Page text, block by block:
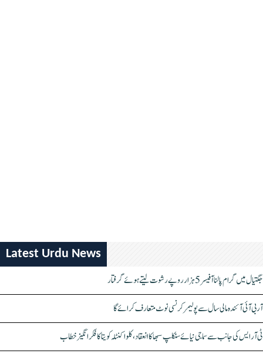
Latest Urdu News
جگتیال میں گرام پالنا آفیسر 5 ہزار روپے رشوت لیتے ہوئے گرفتار
آر بی آئی آئندہ مالی سال سے پولیمر کرنسی نوٹ متعارف کرائے گا
ٹی آر ایس کی جانب سے سماجی نیائے سنکلپ سبھا کا انعقاد، کلواکنٹلہ کویتا کا فکر انگیز خطاب